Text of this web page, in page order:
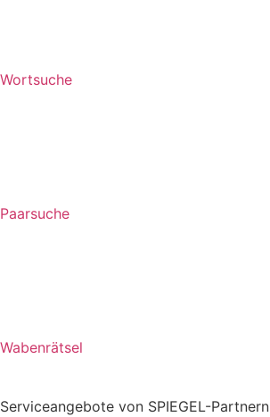
Wortsuche
Paarsuche
Wabenrätsel
Serviceangebote von SPIEGEL-Partnern